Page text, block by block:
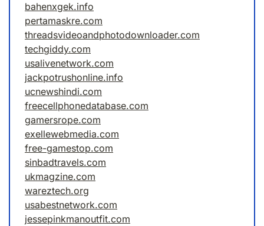
bahenxgek.info
pertamaskre.com
threadsvideoandphotodownloader.com
techgiddy.com
usalivenetwork.com
jackpotrushonline.info
ucnewshindi.com
freecellphonedatabase.com
gamersrope.com
exellewebmedia.com
free-gamestop.com
sinbadtravels.com
ukmagzine.com
wareztech.org
usabestnetwork.com
jessepinkmanoutfit.com